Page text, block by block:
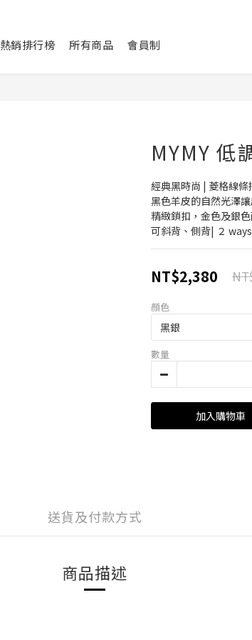
熱銷排行榜 所有商品 會員制
MYMY 低
經典黑時尚 | 菱格線
黑色羊皮的自然光澤
精緻鎖扣，金色及銀
可斜背、側背| ２
NT$2,380
顏色
數量
加入購物車
送貨及付款方式
商品描述